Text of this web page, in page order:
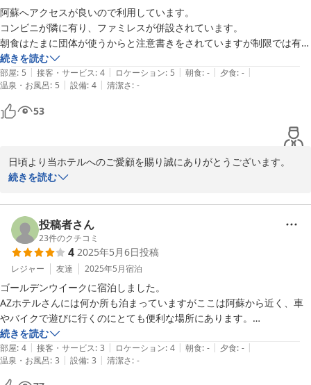
阿蘇へアクセスが良いので利用しています。
コンビニが隣に有り、ファミレスが併設されています。
朝食はたまに団体が使うからと注意書きをされていますが制限では有り
ませんが、自分のペースを乱されるのが嫌な人は避けた方がいいかも。
続きを読む
部屋: 5 | 接客・サービス: 4 | ロケーション: 5 | 朝食: - | 夕食: - |
温泉・お風呂: 5 | 設備: 4 | 清潔さ: -
53
日頃より当ホテルへのご愛顧を賜り誠にありがとうございます。
今後も多くのお客様に選ばれるホテルを目指し精進して参ります。
2025-05-08
続きを読む
投稿者さん
23件のクチコミ
4 2025年5月6日投稿
レジャー 友達 2025年5月宿泊
ゴールデンウイークに宿泊しました。
AZホテルさんには何か所も泊まっていますがここは阿蘇から近く、車
やバイクで遊びに行くのにとても便利な場所にあります。
道路を挟んでコンビニがあるので夕方までは車やバイクの音などうるさ
かったんですが、暗くなると静かになりました。
部屋は古いものの清掃が行き届いていて気持ち良く休むことができまし
た。
続きを読む
部屋: 4 | 接客・サービス: 3 | ロケーション: 4 | 朝食: - | 夕食: - |
温泉・お風呂: 3 | 設備: 3 | 清潔さ: -